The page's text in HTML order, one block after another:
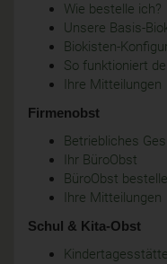
Wie bestelle ich?
Unsere Basis-
Biokisten-
So funktioniert
Ihre Mitteilungen
Firmenobst
Betriebliches
Ihr BüroObst
BüroObst
Ihre Mitteilungen
Schul & Kita-Obst